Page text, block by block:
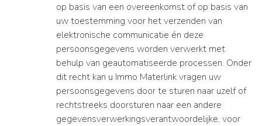
op basis van een overeenkomst of op basis van
uw toestemming voor het verzenden van
elektronische communicatie én deze
persoonsgegevens worden verwerkt met
behulp van geautomatiseerde processen. Onder
dit recht kan u Immo Materlink vragen uw
persoonsgegevens door te sturen naar uzelf of
rechtstreeks doorsturen naar een andere
gegevensverwerkingsverantwoordelijke, voor